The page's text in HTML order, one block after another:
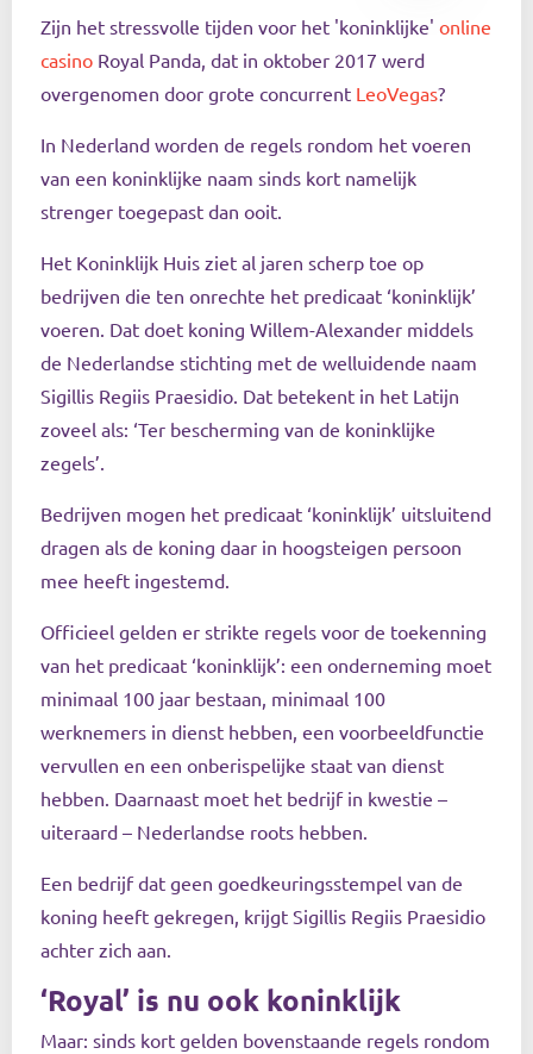
Zijn het stressvolle tijden voor het 'koninklijke' online
casino Royal Panda, dat in oktober 2017 werd
overgenomen door grote concurrent LeoVegas?
In Nederland worden de regels rondom het voeren
van een koninklijke naam sinds kort namelijk
strenger toegepast dan ooit.
Het Koninklijk Huis ziet al jaren scherp toe op
bedrijven die ten onrechte het predicaat ‘koninklijk’
voeren. Dat doet koning Willem-Alexander middels
de Nederlandse stichting met de welluidende naam
Sigillis Regiis Praesidio. Dat betekent in het Latijn
zoveel als: ‘Ter bescherming van de koninklijke
zegels’.
Bedrijven mogen het predicaat ‘koninklijk’ uitsluitend
dragen als de koning daar in hoogsteigen persoon
mee heeft ingestemd.
Officieel gelden er strikte regels voor de toekenning
van het predicaat ‘koninklijk’: een onderneming moet
minimaal 100 jaar bestaan, minimaal 100
werknemers in dienst hebben, een voorbeeldfunctie
vervullen en een onberispelijke staat van dienst
hebben. Daarnaast moet het bedrijf in kwestie –
uiteraard – Nederlandse roots hebben.
Een bedrijf dat geen goedkeuringsstempel van de
koning heeft gekregen, krijgt Sigillis Regiis Praesidio
achter zich aan.
‘Royal’ is nu ook koninklijk
Maar: sinds kort gelden bovenstaande regels rondom